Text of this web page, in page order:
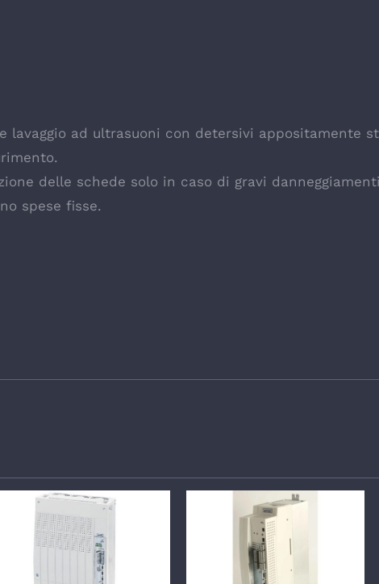
lavaggio ad ultrasuoni con detersivi appositamente
delle schede solo in caso di gravi
spese fisse.
DETTAGLI DETTAGLI